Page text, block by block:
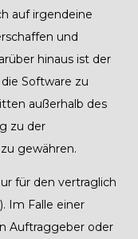
auf irgendeine
und
hinaus ist der
Software zu
außerhalb des
zu der
gewähren.
für den vertraglich
Im Falle einer
Auftraggeber oder